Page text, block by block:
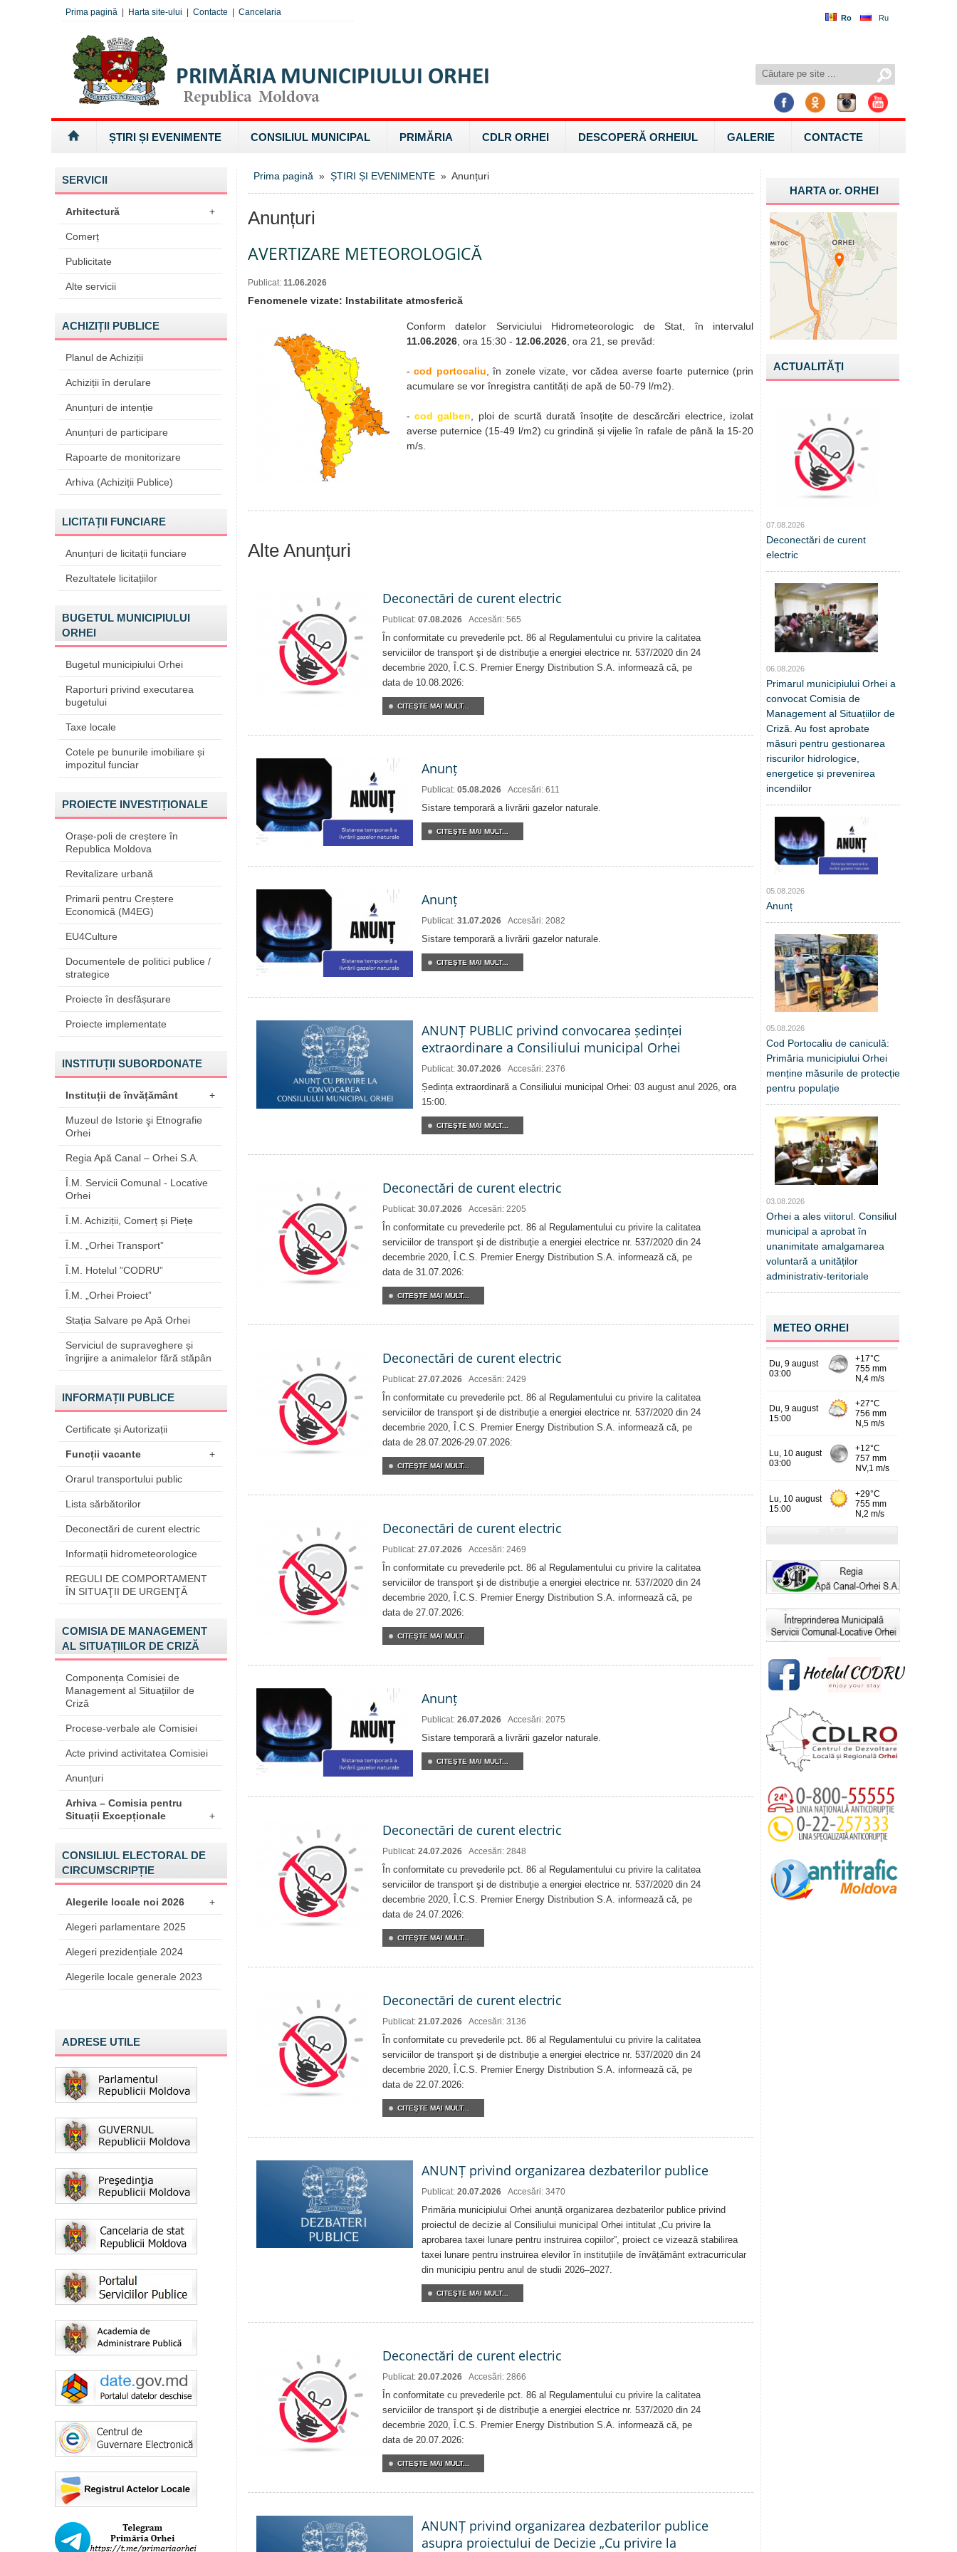
Ro Ru
Prima pagină Harta site-ului Contacte Cancelaria
ȘTIRI ȘI EVENIMENTE CONSILIUL MUNICIPAL PRIMĂRIA CDLR ORHEI DESCOPERĂ ORHEIUL GALERIE CONTACTE
SERVICII
Arhitectură +
Comerț
Publicitate
Alte servicii
ACHIZIȚII PUBLICE
Planul de Achiziții
Achiziții în derulare
Anunțuri de intenție
Anunțuri de participare
Rapoarte de monitorizare
Arhiva (Achiziții Publice)
LICITAȚII FUNCIARE
Anunțuri de licitații funciare
Rezultatele licitațiilor
BUGETUL MUNICIPIULUI
ORHEI
Bugetul municipiului Orhei
Raporturi privind executarea
bugetului
Taxe locale
Cotele pe bunurile imobiliare și
impozitul funciar
PROIECTE INVESTIȚIONALE
Orașe-poli de creștere în
Republica Moldova
Revitalizare urbană
Primarii pentru Creștere
Economică (M4EG)
EU4Culture
Documentele de politici publice /
strategice
Proiecte în desfășurare
Proiecte implementate
INSTITUȚII SUBORDONATE
Instituții de învățământ +
Muzeul de Istorie şi Etnografie
Orhei
Regia Apă Canal – Orhei S.A.
Î.M. Servicii Comunal - Locative
Orhei
Î.M. Achiziții, Comerț și Piețe
Î.M. „Orhei Transport”
Î.M. Hotelul ”CODRU”
Î.M. „Orhei Proiect”
Stația Salvare pe Apă Orhei
Serviciul de supraveghere și
îngrijire a animalelor fără stăpân
INFORMAȚII PUBLICE
Certificate și Autorizații
Funcții vacante +
Orarul transportului public
Lista sărbătorilor
Deconectări de curent electric
Informații hidrometeorologice
REGULI DE COMPORTAMENT
ÎN SITUAŢII DE URGENŢĂ
COMISIA DE MANAGEMENT
AL SITUAȚIILOR DE CRIZĂ
Componența Comisiei de
Management al Situațiilor de
Criză
Procese-verbale ale Comisiei
Acte privind activitatea Comisiei
Anunțuri
Arhiva – Comisia pentru
Situații Excepționale
+
CONSILIUL ELECTORAL DE
CIRCUMSCRIPȚIE
Alegerile locale noi 2026 +
Alegeri parlamentare 2025
Alegeri prezidențiale 2024
Alegerile locale generale 2023
ADRESE UTILE
Prima pagină » ȘTIRI ȘI EVENIMENTE » Anunțuri
Anunțuri
AVERTIZARE METEOROLOGICĂ
Publicat: 11.06.2026
Fenomenele vizate: Instabilitate atmosferică
Conform datelor Serviciului Hidrometeorologic de Stat, în intervalul
11.06.2026, ora 15:30 - 12.06.2026, ora 21, se prevăd:
- cod portocaliu , în zonele vizate, vor cădea averse foarte puternice (prin
acumulare se vor înregistra cantități de apă de 50-79 l/m2).
- cod galben , ploi de scurtă durată însoțite de descărcări electrice, izolat
averse puternice (15-49 l/m2) cu grindină și vijelie în rafale de până la 15-20
m/s.
Alte Anunțuri
Deconectări de curent electric
Publicat: 07.08.2026 Accesări: 565
În conformitate cu prevederile pct. 86 al Regulamentului cu privire la calitatea
serviciilor de transport şi de distribuţie a energiei electrice nr. 537/2020 din 24
decembrie 2020, Î.C.S. Premier Energy Distribution S.A. informează că, pe
data de 10.08.2026:
CITEŞTE MAI MULT...
Anunț
Publicat: 05.08.2026 Accesări: 611
Sistare temporară a livrării gazelor naturale.
CITEŞTE MAI MULT...
Anunț
Publicat: 31.07.2026 Accesări: 2082
Sistare temporară a livrării gazelor naturale.
CITEŞTE MAI MULT...
ANUNȚ PUBLIC privind convocarea ședinței
extraordinare a Consiliului municipal Orhei
Publicat: 30.07.2026 Accesări: 2376
Ședința extraordinară a Consiliului municipal Orhei: 03 august anul 2026, ora
15:00.
CITEŞTE MAI MULT...
Deconectări de curent electric
Publicat: 30.07.2026 Accesări: 2205
În conformitate cu prevederile pct. 86 al Regulamentului cu privire la calitatea
serviciilor de transport şi de distribuţie a energiei electrice nr. 537/2020 din 24
decembrie 2020, Î.C.S. Premier Energy Distribution S.A. informează că, pe
data de 31.07.2026:
CITEŞTE MAI MULT...
Deconectări de curent electric
Publicat: 27.07.2026 Accesări: 2429
În conformitate cu prevederile pct. 86 al Regulamentului cu privire la calitatea
serviciilor de transport şi de distribuţie a energiei electrice nr. 537/2020 din 24
decembrie 2020, Î.C.S. Premier Energy Distribution S.A. informează că, pe
data de 28.07.2026-29.07.2026:
CITEŞTE MAI MULT...
Deconectări de curent electric
Publicat: 27.07.2026 Accesări: 2469
În conformitate cu prevederile pct. 86 al Regulamentului cu privire la calitatea
serviciilor de transport şi de distribuţie a energiei electrice nr. 537/2020 din 24
decembrie 2020, Î.C.S. Premier Energy Distribution S.A. informează că, pe
data de 27.07.2026:
CITEŞTE MAI MULT...
Anunț
Publicat: 26.07.2026 Accesări: 2075
Sistare temporară a livrării gazelor naturale.
CITEŞTE MAI MULT...
Deconectări de curent electric
Publicat: 24.07.2026 Accesări: 2848
În conformitate cu prevederile pct. 86 al Regulamentului cu privire la calitatea
serviciilor de transport şi de distribuţie a energiei electrice nr. 537/2020 din 24
decembrie 2020, Î.C.S. Premier Energy Distribution S.A. informează că, pe
data de 24.07.2026:
CITEŞTE MAI MULT...
Deconectări de curent electric
Publicat: 21.07.2026 Accesări: 3136
În conformitate cu prevederile pct. 86 al Regulamentului cu privire la calitatea
serviciilor de transport şi de distribuţie a energiei electrice nr. 537/2020 din 24
decembrie 2020, Î.C.S. Premier Energy Distribution S.A. informează că, pe
data de 22.07.2026:
CITEŞTE MAI MULT...
ANUNȚ privind organizarea dezbaterilor publice
Publicat: 20.07.2026 Accesări: 3470
Primăria municipiului Orhei anunță organizarea dezbaterilor publice privind
proiectul de decizie al Consiliului municipal Orhei intitulat „Cu privire la
aprobarea taxei lunare pentru instruirea copiilor”, proiect ce vizează stabilirea
taxei lunare pentru instruirea elevilor în instituțiile de învățământ extracurricular
din municipiu pentru anul de studii 2026–2027.
CITEŞTE MAI MULT...
Deconectări de curent electric
Publicat: 20.07.2026 Accesări: 2866
În conformitate cu prevederile pct. 86 al Regulamentului cu privire la calitatea
serviciilor de transport şi de distribuţie a energiei electrice nr. 537/2020 din 24
decembrie 2020, Î.C.S. Premier Energy Distribution S.A. informează că, pe
data de 20.07.2026:
CITEŞTE MAI MULT...
ANUNȚ privind organizarea dezbaterilor publice
asupra proiectului de Decizie „Cu privire la
HARTA or.ORHEI
ACTUALITĂŢI
07.08.2026
Deconectări de curent
electric
06.08.2026
Primarul municipiului Orhei a
convocat Comisia de
Management al Situațiilor de
Criză. Au fost aprobate
măsuri pentru gestionarea
riscurilor hidrologice,
energetice și prevenirea
incendiilor
05.08.2026
Anunț
05.08.2026
Cod Portocaliu de caniculă:
Primăria municipiului Orhei
menține măsurile de protecție
pentru populație
03.08.2026
Orhei a ales viitorul. Consiliul
municipal a aprobat în
unanimitate amalgamarea
voluntară a unităților
administrativ-teritoriale
METEO ORHEI